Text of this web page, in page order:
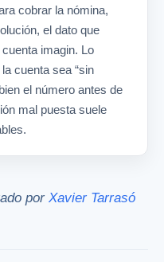
cobrar la nómina,
el dato que
imagin. Lo
cuenta sea “sin
el número antes de
mal puesta suele
por Xavier Tarrasó